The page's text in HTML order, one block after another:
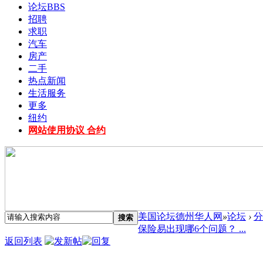
论坛BBS
招聘
求职
汽车
房产
二手
热点新闻
生活服务
更多
纽约
网站使用协议 合约
搜索 美国论坛德州华人网 »论坛 ›
保险易出现哪6个问题？ ...
返回列表